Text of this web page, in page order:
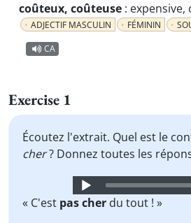
coûteux, coûteuse : expensive,
ADJECTIF MASCULIN FÉMININ
CA
Exercise 1
Écoutez l'extrait. Quel est le
cher? Donnez toutes les
Audio
Player
« C'est pas cher du tout ! »